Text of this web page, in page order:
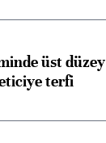
üst düzey
terfi